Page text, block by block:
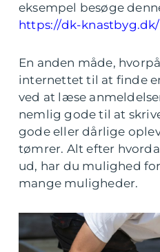
eksempel besøge
https://dk-knastbyg.dk/
En anden måde,
internettet til at finde
ved at læse
nemlig gode til at
gode eller dårlige
tømrer. Alt efter
ud, har du mulighed
mange muligheder.